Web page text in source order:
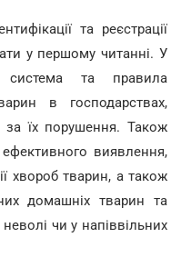
та реєстрації
у першому читанні. У
система та правила
в господарствах,
за їх порушення. Також
виявлення,
хвороб тварин, а також
домашніх тварин та
чи у напіввільних